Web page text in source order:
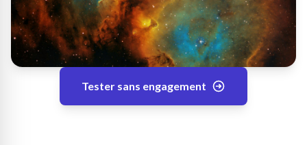
Tester sans engagement